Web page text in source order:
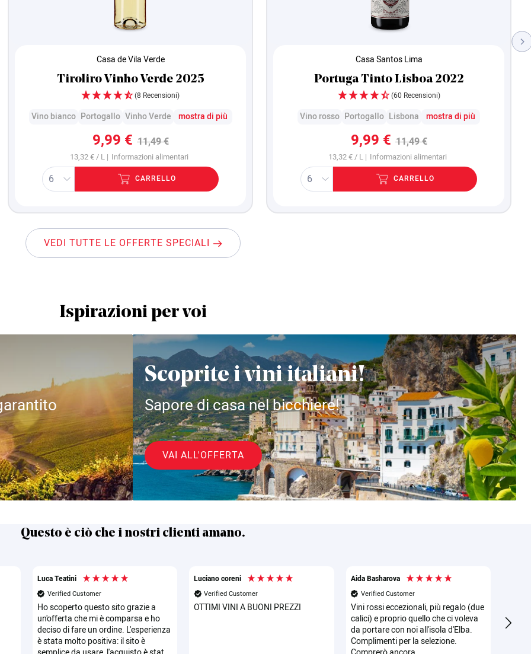
Casa de Vila Verde
Tiroliro Vinho Verde 2025
(8 Recensioni)
Vino bianco Portogallo Vinho Verde mostra di più
9,99 € 11,49 €
13,32 € / L | Informazioni alimentari
CARRELLO
Casa Santos Lima
Portuga Tinto Lisboa 2022
(60 Recensioni)
Vino rosso Portogallo Lisbona mostra di più
9,99 € 11,49 €
13,32 € / L | Informazioni alimentari
CARRELLO
VEDI TUTTE LE OFFERTE SPECIALI
Ispirazioni per voi
Scoprite i vini italiani!
Sapore di casa nel bicchiere!
VAI ALL'OFFERTA
Questo è ciò che i nostri clienti amano.
Luca Teatini
Verified Customer
Ho scoperto questo sito grazie a
un'offerta che mi è comparsa e ho
deciso di fare un ordine. L'esperienza
è stata molto positiva: il sito è
Luciano coreni
Verified Customer
OTTIMI VINI A BUONI PREZZI
Aida Basharova
Verified Customer
Vini rossi eccezionali, più regalo (due
calici) e proprio quello che ci voleva
da portare con noi all'isola d'Elba.
Complimenti per la selezione.